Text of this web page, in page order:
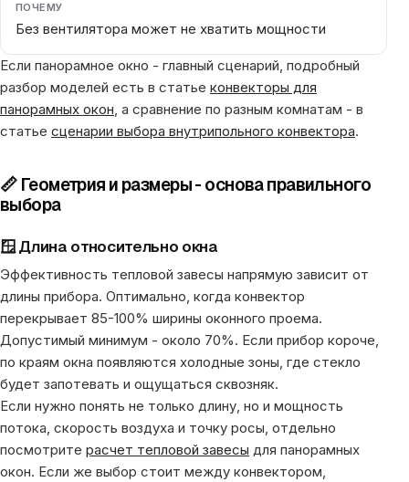
ПОЧЕМУ
Без вентилятора может не хватить мощности
Если панорамное окно - главный сценарий, подробный
разбор моделей есть в статье конвекторы для
панорамных окон, а сравнение по разным комнатам - в
статье сценарии выбора внутрипольного конвектора.
📏 Геометрия и размеры - основа правильного
выбора
🪟 Длина относительно окна
Эффективность тепловой завесы напрямую зависит от
длины прибора. Оптимально, когда конвектор
перекрывает 85-100% ширины оконного проема.
Допустимый минимум - около 70%. Если прибор короче,
по краям окна появляются холодные зоны, где стекло
будет запотевать и ощущаться сквозняк.
Если нужно понять не только длину, но и мощность
потока, скорость воздуха и точку росы, отдельно
посмотрите расчет тепловой завесы для панорамных
окон. Если же выбор стоит между конвектором,